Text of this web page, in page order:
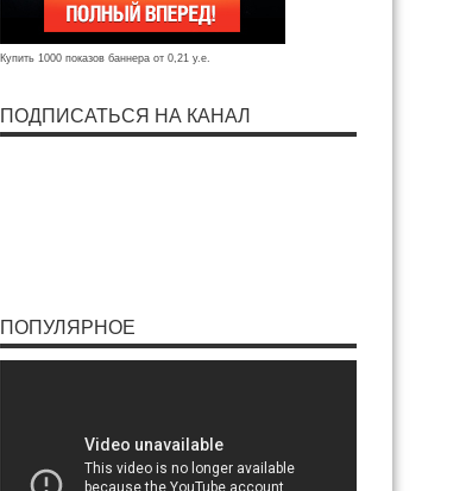
Купить 1000 показов баннера от 0,21 у.е.
ПОДПИСАТЬСЯ НА КАНАЛ
ПОПУЛЯРНОЕ